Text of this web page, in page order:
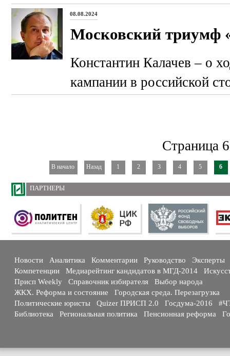
08.08.2024
Московский триумф
Константин Калачев – о
кампании в российской
Страница
В начало Назад 1 2 3 4 5 6
ПАРТНЕРЫ
Новости Аналитика Комментарии Руководство
Эксперты
Компетенции
Медиарейтинг кандидатов в МГД-2014
Присп Weekly
Справочник избирателя
Выбор народа
ЖКХ. Реформа и состояние
Городская среда. Перезагрузка
Политические юристы
Quizer ПРИСП 2.0 Госдума-2016
Библиотека
Региональная политика Пенсионная реформа